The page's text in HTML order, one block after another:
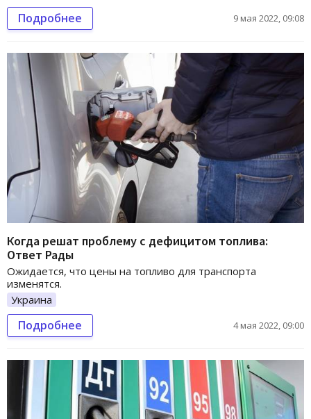
Подробнее 9 мая 2022, 09:08
Когда решат проблему с дефицитом топлива:
Ответ Рады
Ожидается, что цены на топливо для транспорта
изменятся.
Украина
Подробнее 4 мая 2022, 09:00